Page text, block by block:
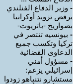
- وزير الدفاع الفنلندي
يرفض تزويد أوكرانيا
بصواريخ -باتريوت-
- بيونسيه تنتصر في
تركيا وتكسب جميع
الدعاوى القضائية
- مسؤول أمني
إسرائيلي يزعم:
مستشارو نتنياهو زودوا